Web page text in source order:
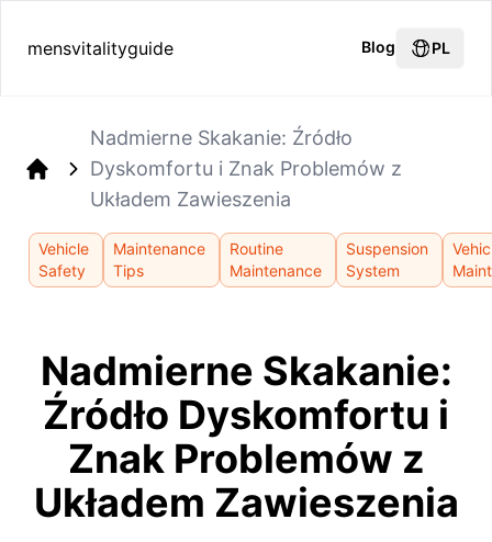
mensvitalityguide Blog PL
Nadmierne Skakanie: Źródło
Dyskomfortu i Znak Problemów z
Układem Zawieszenia
Vehicle
Safety
Maintenance
Tips
Routine
Maintenance
Suspension
System
Nadmierne Skakanie:
Źródło Dyskomfortu i
Znak Problemów z
Układem Zawieszenia